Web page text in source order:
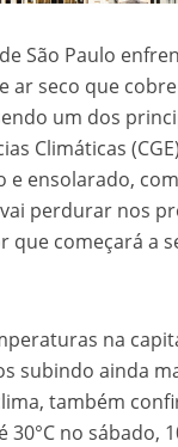
São Paulo
ar seco que
um dos
Climáticas
e ensolarado,
perdurar nos
que começará a
na
subindo ainda
também
no sábado,